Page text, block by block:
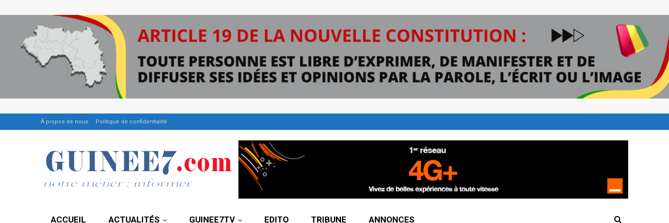
À propos de nous Politique de confidentialité
ACCUEIL ACTUALITÉS GUINEE7TV EDITO TRIBUNE ANNONCES